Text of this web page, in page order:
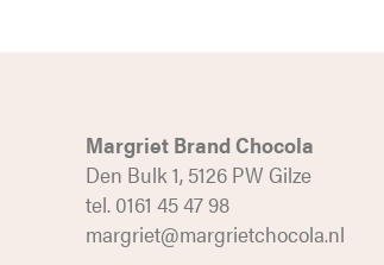
Margriet Brand Chocola
Den Bulk 1, 5126 PW Gilze
tel. 0161 45 47 98
margriet@margrietchocola.nl